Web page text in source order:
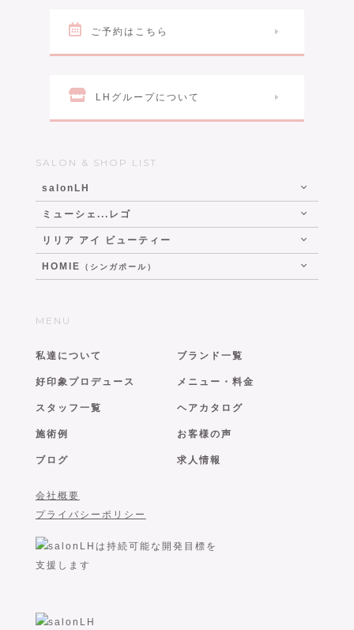
ご予約はこちら
LHグループについて
SALON & SHOP LIST
salonLH
ミューシェ...レゴ
リリア アイ ビューティー
HOMIE （シンガポール）
MENU
私達について ブランド一覧
好印象プロデュース メニュー・料金
スタッフ一覧 ヘアカタログ
施術例 お客様の声
ブログ 求人情報
会社概要
プライバシーポリシー